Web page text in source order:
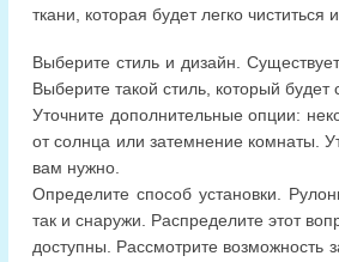
ткани, которая будет легко чиститься
Выберите стиль и дизайн.
Выберите такой стиль, который будет
Уточните дополнительные опции:
от солнца или затемнение комнаты.
вам нужно.
Определите способ установки.
так и снаружи. Распределите этот
доступны. Рассмотрите возможность